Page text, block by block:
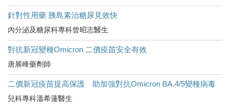
針對性用藥 胰島素治糖尿見效快
內分泌及糖尿科專科曾昭志醫生
對抗新冠變種Omicron 二價疫苗安全有效
唐展峰藥劑師
二價新冠疫苗提高保護 助加強對抗Omicron BA.4/5變種病毒
兒科專科溫希蓮醫生